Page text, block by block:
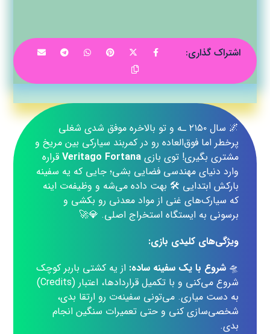
🌌 سال ۲۱۵۰ ـه و تو بالاخره موفق شدی شغلی
پرخطر اما فوق‌العاده رو در کمربند سیارکی بین مریخ و
مشتری بگیری! توی بازیVeritago Fortana قراره
وارد دنیای مهندسی فضایی بشی؛ جایی که یه سفینه
بارکش ابتدایی 🛠️ بهت داده می‌شه و وظیفه‌ت اینه
که سیارک‌های غنی از مواد معدنی رو بکشی و
برسونی به ایستگاه استخراج اصلی. 💎🚀
ویژگی‌های کلیدی بازی:
🛸شروع با یک سفینه ساده: از یه کشتی باربر کوچک
شروع می‌کنی و با تکمیل قراردادها، اعتبار (Credits)
به دست میاری. می‌تونی سفینه‌ت رو ارتقا بدی،
شخصی‌سازی کنی و حتی تعمیرات سنگین انجام
بدی.